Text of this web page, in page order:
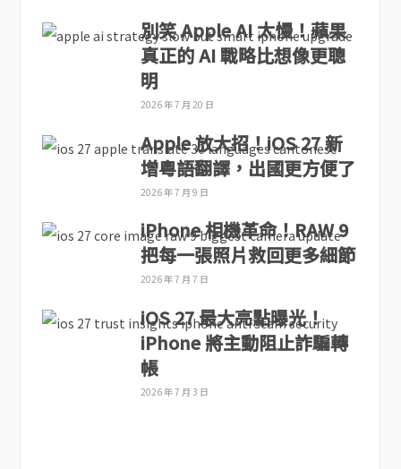
別笑 Apple AI 太慢！蘋果
真正的 AI 戰略比想像更聰
明
2026 年 7 月 20 日
Apple 放大招！iOS 27 新
增粵語翻譯，出國更方便了
2026 年 7 月 9 日
iPhone 相機革命！RAW 9
把每一張照片救回更多細節
2026 年 7 月 7 日
iOS 27 最大亮點曝光！
iPhone 將主動阻止詐騙轉
帳
2026 年 7 月 3 日